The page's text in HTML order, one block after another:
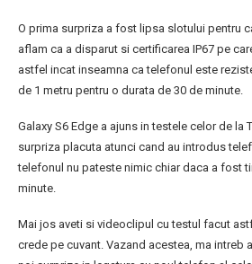
O prima surpriza a fost lipsa slotului pentru
aflam ca a disparut si certificarea IP67 pe
astfel incat inseamna ca telefonul este
de 1 metru pentru o durata de 30 de minute.
Galaxy S6 Edge a ajuns in testele celor de la
surpriza placuta atunci cand au introdus
telefonul nu pateste nimic chiar daca a fost
minute.
Mai jos aveti si videoclipul cu testul facut
crede pe cuvant. Vazand acestea, ma intreb